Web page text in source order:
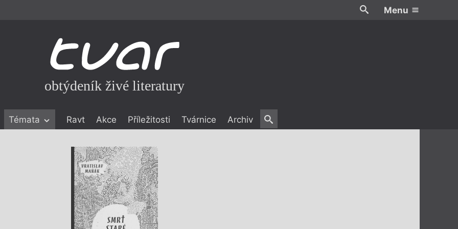
Menu
obtýdeník živé literatury
Témata Ravt Akce Příležitosti Tvárnice Archiv